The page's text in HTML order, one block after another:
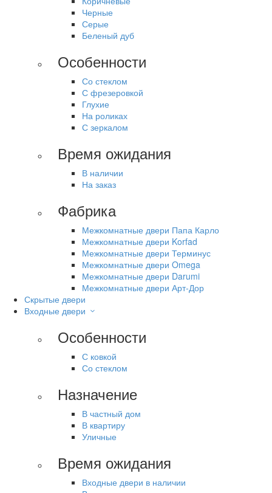
Черные
Серые
Беленый дуб
Особенности
Со стеклом
С фрезеровкой
Глухие
На роликах
С зеркалом
Время ожидания
В наличии
На заказ
Фабрика
Межкомнатные двери Папа Карло
Межкомнатные двери Korfad
Межкомнатные двери Терминус
Межкомнатные двери Omega
Межкомнатные двери Darumi
Межкомнатные двери Арт-Дор
Скрытые двери
Входные двери
Особенности
С ковкой
Со стеклом
Назначение
В частный дом
В квартиру
Уличные
Время ожидания
Входные двери в наличии